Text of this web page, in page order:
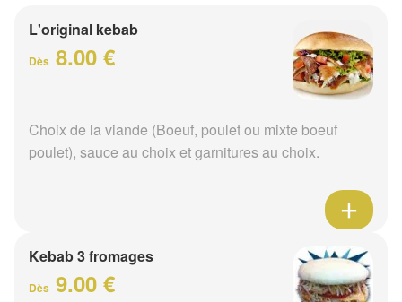
L'original kebab
Dès 8.00 €
Choix de la viande (Boeuf, poulet ou mixte boeuf
poulet), sauce au choix et garnitures au choix.
Kebab 3 fromages
Dès 9.00 €